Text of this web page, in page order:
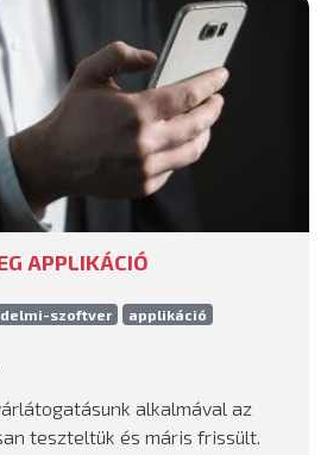
APPLIKÁCIÓ
szoftver applikáció
alkalmával az
teszteltük és máris frissült.